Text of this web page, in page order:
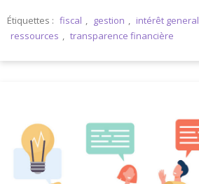
Étiquettes : fiscal , gestion , intérêt general
ressources , transparence financière